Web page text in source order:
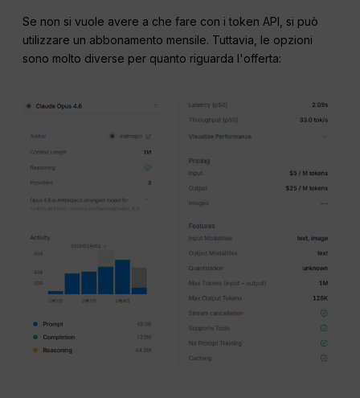
Se non si vuole avere a che fare con i token API, si può
utilizzare un abbonamento mensile. Tuttavia, le opzioni
sono molto diverse per quanto riguarda l'offerta: